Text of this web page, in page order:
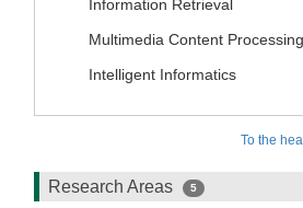
Information Retrieval
Multimedia Content Processing
Intelligent Informatics
To the
Research Areas 5